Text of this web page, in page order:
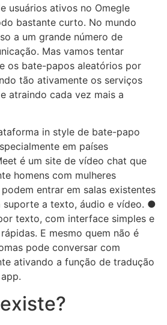
usuários ativos no Omegle
bastante curto. No mundo
a um grande número de
Mas vamos tentar
os bate-papos aleatórios por
tão ativamente os serviços
atraindo cada vez mais a
in style de bate-papo
em países
é um site de vídeo chat que
homens com mulheres
entrar em salas existentes
suporte a texto, áudio e vídeo. ●
texto, com interface simples e
E mesmo quem não é
pode conversar com
ativando a função de tradução